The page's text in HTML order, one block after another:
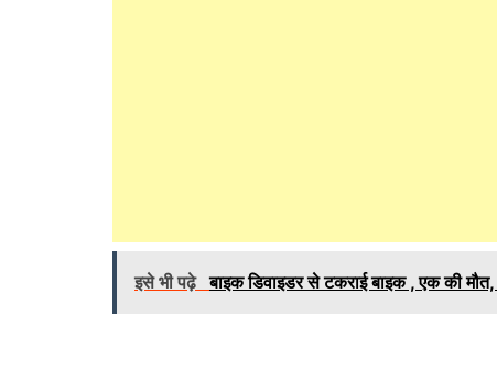
इसे भी पढ़े बाइक डिवाइडर से टकराई बाइक , एक की